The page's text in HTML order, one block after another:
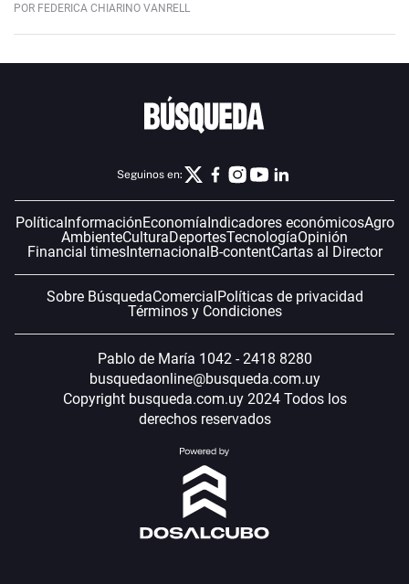
POR FEDERICA CHIARINO VANRELL
Seguinos en:
PolíticaInformaciónEconomíaIndicadores económicosAgro
AmbienteCulturaDeportesTecnologíaOpinión
Financial timesInternacionalB-contentCartas al Director
Sobre BúsquedaComercialPolíticas de privacidad
Términos y Condiciones
Pablo de María 1042 - 2418 8280
busquedaonline@busqueda.com.uy
Copyright busqueda.com.uy 2024 Todos los
derechos reservados